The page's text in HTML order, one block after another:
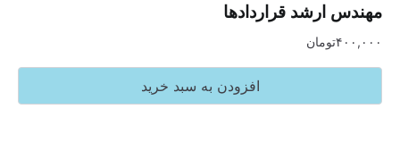
قراردادها
تومان
افزودن به سبد خرید